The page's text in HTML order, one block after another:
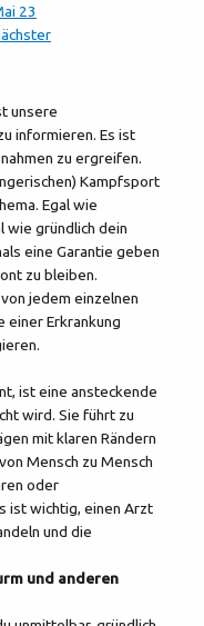
23
unsere
informieren. Es ist
zu ergreifen.
Kampfsport
Egal wie
wie gründlich dein
eine Garantie geben
zu bleiben.
jedem einzelnen
einer Erkrankung
ist eine ansteckende
wird. Sie führt zu
mit klaren Rändern
Mensch zu Mensch
oder
ist wichtig, einen Arzt
und die
und anderen